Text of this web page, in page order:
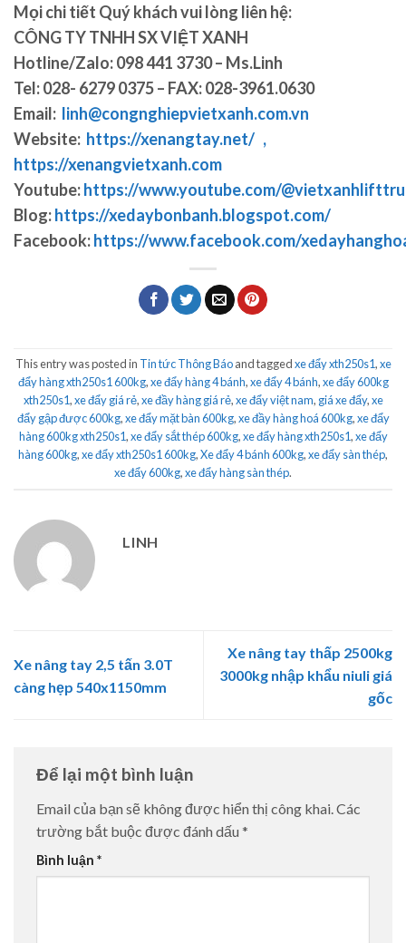
Mọi chi tiết Quý khách vui lòng liên hệ:
CÔNG TY TNHH SX VIỆT XANH
Hotline/Zalo: 098 441 3730 – Ms.Linh
Tel: 028- 6279 0375 – FAX: 028-3961.0630
Email: linh@congnghiepvietxanh.com.vn
Website: https://xenangtay.net/ ,
https://xenangvietxanh.com
Youtube:https://www.youtube.com/
Blog:https://xedaybonbanh.blogspot.com/
Facebook:https://www.facebook.com/
This entry was posted in Tin tức Thông Báoand taggedxe đẩy xth250s1,xe
đẩy hàng xth250s1 600kg,xe đẩy hàng 4 bánh,xe đẩy 4 bánh,xe đẩy 600kg
xth250s1,xe đẩy giá rẻ,xe đầy hàng giá rẻ,xe đẩy việt nam, giá xe đẩy,xe
đẩy gập được 600kg,xe đẩy mặt bàn 600kg,xe đầy hàng hoá 600kg,xe đẩy
hàng 600kg xth250s1,xe đẩy sắt thép 600kg,xe đẩy hàng xth250s1,xe đẩy
hàng 600kg,xe đẩy xth250s1 600kg,Xe đẩy 4 bánh 600kg,xe đẩy sàn thép,
xe đẩy 600kg,xe đẩy hàng sàn thép.
LINH
Xe nâng tay 2,5 tấn 3.0T
càng hẹp 540x1150mm
Xe nâng tay thấp 2500kg
3000kg nhập khẩu niuli giá
gốc
Để lại một bình luận
Email của bạn sẽ không được hiển thị công khai.Các
trường bắt buộc được đánh dấu *
Bình luận *